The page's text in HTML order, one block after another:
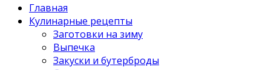
Главная
Кулинарные рецепты
Заготовки на зиму
Выпечка
Закуски и бутерброды